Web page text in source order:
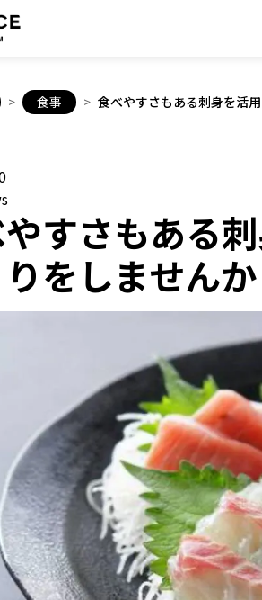
> 食事 > 食べやすさもある刺身を活
すさもある
をしませんか